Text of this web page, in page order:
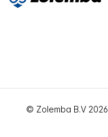
© Zolemba B.V 2026